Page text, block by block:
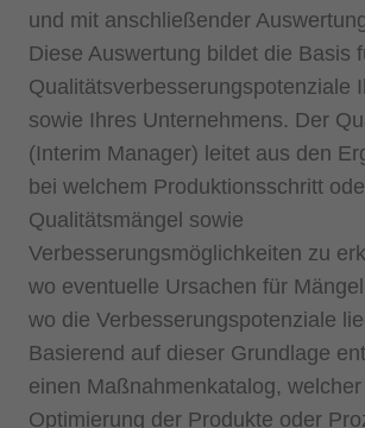
und mit anschließender
Diese Auswertung bildet die Basis
Qualitätsverbesserungspotenziale
sowie Ihres Unternehmens. Der
(Interim Manager) leitet aus den
bei welchem Produktionsschritt
Qualitätsmängel sowie
Verbesserungsmöglichkeiten zu
wo eventuelle Ursachen für
wo die Verbesserungspotenziale
Basierend auf dieser Grundlage
einen Maßnahmenkatalog,
Optimierung der Produkte oder